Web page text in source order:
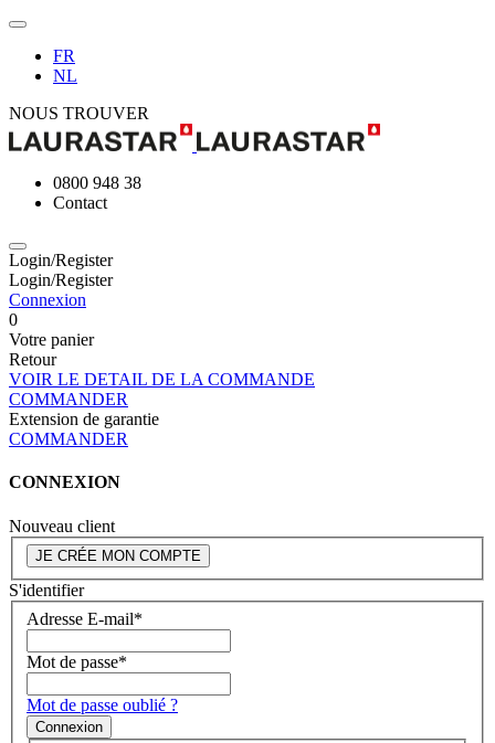
FR
NL
NOUS TROUVER
0800 948 38
Contact
Login/Register
Login/Register
Connexion
0
Votre panier
Retour
VOIR LE DETAIL DE LA COMMANDE
COMMANDER
Extension de garantie
COMMANDER
CONNEXION
Nouveau client
JE CRÉE MON COMPTE
S'identifier
Adresse E-mail*
Mot de passe*
Mot de passe oublié ?
Connexion